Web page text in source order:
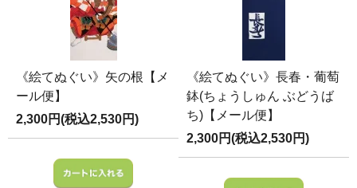
《絵てぬぐい》矢の根【メ
ール便】
2,300円(税込2,530円)
《絵てぬぐい》長春・葡萄
鉢(ちょうしゅん ぶどうば
ち)【メール便】
2,300円(税込2,530円)